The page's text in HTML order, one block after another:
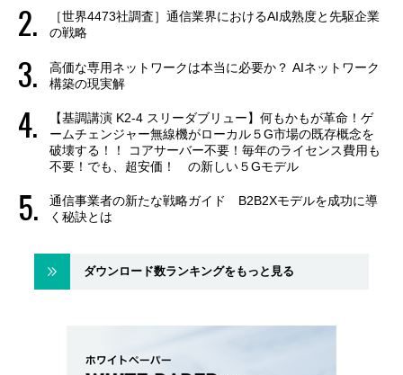
［世界4473社調査］通信業界におけるAI成熟度と先駆企業
の戦略
高価な専用ネットワークは本当に必要か？ AIネットワーク
構築の現実解
【基調講演 K2-4 スリーダブリュー】何もかもが革命！ゲ
ームチェンジャー無線機がローカル５G市場の既存概念を
破壊する！！ コアサーバー不要！毎年のライセンス費用も
不要！でも、超安価！ の新しい５Gモデル
通信事業者の新たな戦略ガイド B2B2Xモデルを成功に導
く秘訣とは
ダウンロード数ランキングをもっと見る